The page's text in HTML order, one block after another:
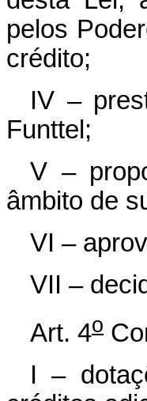
pelos
crédito;
IV –
Funttel;
V –
âmbito de
VI –
VII –
Art. 4o
I –